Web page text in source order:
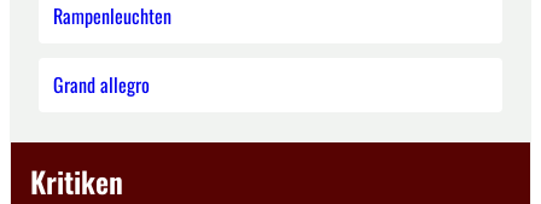
Rampenleuchten
Grand allegro
Kritiken